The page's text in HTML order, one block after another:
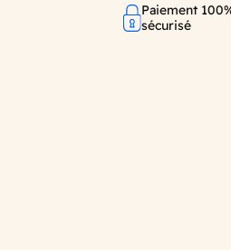
Paiement
sécurisé